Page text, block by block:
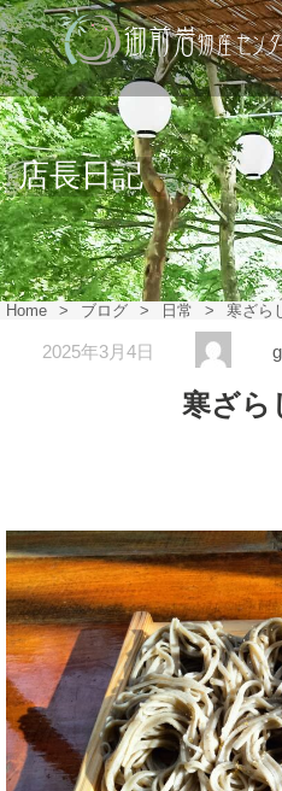
店長日記
Home > ブログ > 日常 > 寒ざら
2025年3月4日
寒ざら